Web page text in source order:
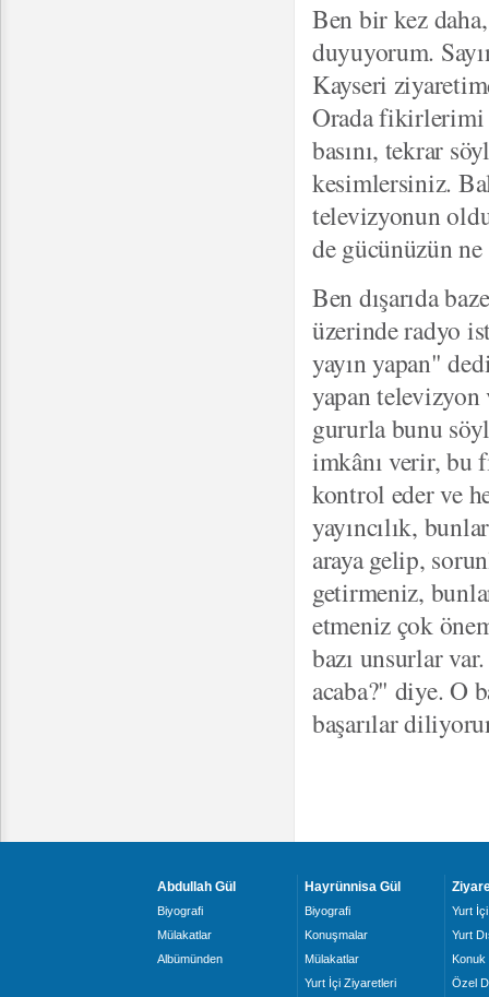
Ben bir kez
duyuyorum.
Kayseri
Orada fikirlerimi
basını, tekrar
kesimlersiniz.
televizyonun
de gücünüzün
Ben dışarıda
üzerinde radyo
yayın yapan"
yapan
gururla bunu
imkânı verir, bu
kontrol eder ve
yayıncılık,
araya gelip,
getirmeniz,
etmeniz çok
bazı unsurlar
acaba?" diye. O
başarılar
Abdullah Gül
Biyografi
Mülakatlar
Albümünden
Hayrünnisa Gül
Biyografi
Konuşmalar
Mülakatlar
Yurt İçi Ziyaretleri
Yurt İçi
Yurt
Konuk
Özel